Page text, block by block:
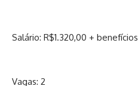
Salário: R$1.320,00 + benefícios
Vagas: 2